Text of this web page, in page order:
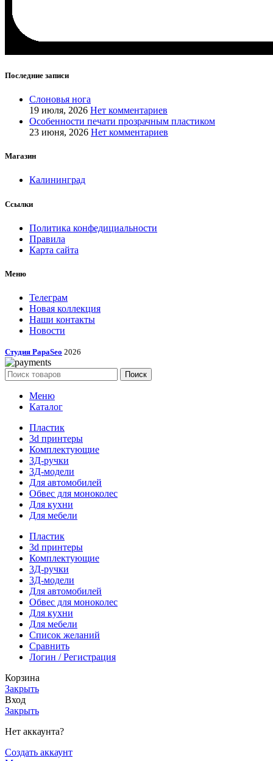
Последние записи
Слоновья нога
19 июля, 2026 Нет комментариев
Особенности печати прозрачным пластиком
23 июня, 2026 Нет комментариев
Магазин
Калининград
Ссылки
Политика конфедициальности
Правила
Карта сайта
Меню
Телеграм
Новая коллекция
Наши контакты
Новости
Студия PapaSeo 2026
Поиск
Меню
Каталог
Пластик
3d принтеры
Комплектующие
3Д-ручки
3Д-модели
Для автомобилей
Обвес для моноколес
Для кухни
Для мебели
Пластик
3d принтеры
Комплектующие
3Д-ручки
3Д-модели
Для автомобилей
Обвес для моноколес
Для кухни
Для мебели
Список желаний
Сравнить
Логин / Регистрация
Корзина
Закрыть
Вход
Закрыть
Нет аккаунта?
Создать аккаунт